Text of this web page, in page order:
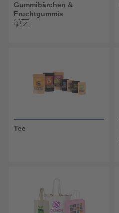
Gummibärchen &
Fruchtgummis
Tee